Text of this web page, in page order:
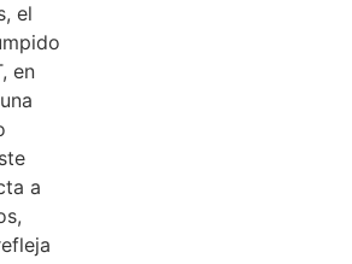
el
en
a